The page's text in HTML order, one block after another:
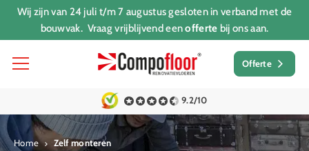
Wij zijn van 24 juli t/m 7 augustus gesloten in verband met de
bouwvak. Vraag vrijblijvend eenofferte bij ons aan.
Offerte
9.2/10
Home Zelf monteren